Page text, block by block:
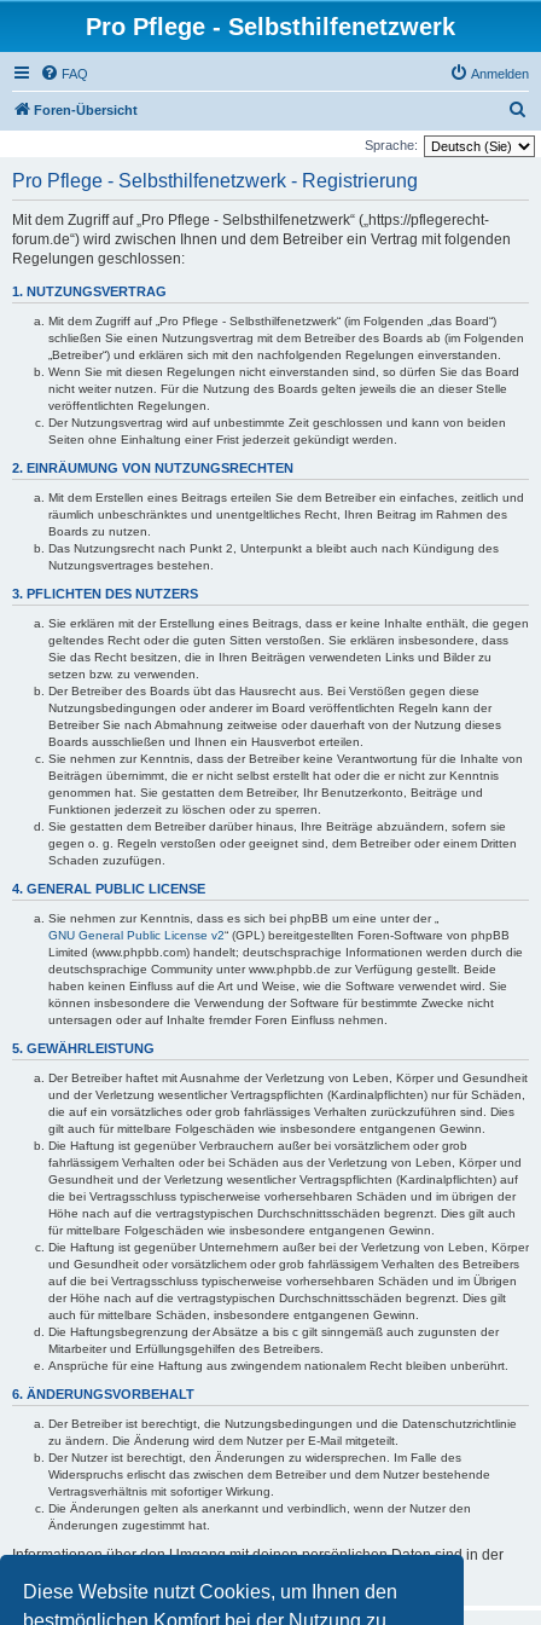
Diese Website nutzt Cookies, um Ihnen den
bestmöglichen Komfort bei der Nutzung zu
Pro Pflege - Selbsthilfenetzwerk
FAQ Anmelden
Foren-Übersicht
u
Sprache:
Pro Pflege - Selbsthilfenetzwerk - Registrierung
Mit dem Zugriff auf „Pro Pflege - Selbsthilfenetzwerk“ („https://pflegerecht-
forum.de“) wird zwischen Ihnen und dem Betreiber ein Vertrag mit folgenden
Regelungen geschlossen:
1. NUTZUNGSVERTRAG
Mit dem Zugriff auf „Pro Pflege - Selbsthilfenetzwerk“ (im Folgenden „das Board“)
schließen Sie einen Nutzungsvertrag mit dem Betreiber des Boards ab (im Folgenden
„Betreiber“) und erklären sich mit den nachfolgenden Regelungen einverstanden.
Wenn Sie mit diesen Regelungen nicht einverstanden sind, so dürfen Sie das Board
nicht weiter nutzen. Für die Nutzung des Boards gelten jeweils die an dieser Stelle
veröffentlichten Regelungen.
Der Nutzungsvertrag wird auf unbestimmte Zeit geschlossen und kann von beiden
Seiten ohne Einhaltung einer Frist jederzeit gekündigt werden.
2. EINRÄUMUNG VON NUTZUNGSRECHTEN
Mit dem Erstellen eines Beitrags erteilen Sie dem Betreiber ein einfaches, zeitlich und
räumlich unbeschränktes und unentgeltliches Recht, Ihren Beitrag im Rahmen des
Boards zu nutzen.
Das Nutzungsrecht nach Punkt 2, Unterpunkt a bleibt auch nach Kündigung des
Nutzungsvertrages bestehen.
3. PFLICHTEN DES NUTZERS
Sie erklären mit der Erstellung eines Beitrags, dass er keine Inhalte enthält, die gegen
geltendes Recht oder die guten Sitten verstoßen. Sie erklären insbesondere, dass
Sie das Recht besitzen, die in Ihren Beiträgen verwendeten Links und Bilder zu
setzen bzw. zu verwenden.
Der Betreiber des Boards übt das Hausrecht aus. Bei Verstößen gegen diese
Nutzungsbedingungen oder anderer im Board veröffentlichten Regeln kann der
Betreiber Sie nach Abmahnung zeitweise oder dauerhaft von der Nutzung dieses
Boards ausschließen und Ihnen ein Hausverbot erteilen.
Sie nehmen zur Kenntnis, dass der Betreiber keine Verantwortung für die Inhalte von
Beiträgen übernimmt, die er nicht selbst erstellt hat oder die er nicht zur Kenntnis
genommen hat. Sie gestatten dem Betreiber, Ihr Benutzerkonto, Beiträge und
Funktionen jederzeit zu löschen oder zu sperren.
Sie gestatten dem Betreiber darüber hinaus, Ihre Beiträge abzuändern, sofern sie
gegen o. g. Regeln verstoßen oder geeignet sind, dem Betreiber oder einem Dritten
Schaden zuzufügen.
4. GENERAL PUBLIC LICENSE
Sie nehmen zur Kenntnis, dass es sich bei phpBB um eine unter der „
GNU General Public License v2“ (GPL) bereitgestellten Foren-Software von phpBB
Limited (www.phpbb.com) handelt; deutschsprachige Informationen werden durch die
deutschsprachige Community unter www.phpbb.de zur Verfügung gestellt. Beide
haben keinen Einfluss auf die Art und Weise, wie die Software verwendet wird. Sie
können insbesondere die Verwendung der Software für bestimmte Zwecke nicht
untersagen oder auf Inhalte fremder Foren Einfluss nehmen.
5. GEWÄHRLEISTUNG
Der Betreiber haftet mit Ausnahme der Verletzung von Leben, Körper und Gesundheit
und der Verletzung wesentlicher Vertragspflichten (Kardinalpflichten) nur für Schäden,
die auf ein vorsätzliches oder grob fahrlässiges Verhalten zurückzuführen sind. Dies
gilt auch für mittelbare Folgeschäden wie insbesondere entgangenen Gewinn.
Die Haftung ist gegenüber Verbrauchern außer bei vorsätzlichem oder grob
fahrlässigem Verhalten oder bei Schäden aus der Verletzung von Leben, Körper und
Gesundheit und der Verletzung wesentlicher Vertragspflichten (Kardinalpflichten) auf
die bei Vertragsschluss typischerweise vorhersehbaren Schäden und im übrigen der
Höhe nach auf die vertragstypischen Durchschnittsschäden begrenzt. Dies gilt auch
für mittelbare Folgeschäden wie insbesondere entgangenen Gewinn.
Die Haftung ist gegenüber Unternehmern außer bei der Verletzung von Leben, Körper
und Gesundheit oder vorsätzlichem oder grob fahrlässigem Verhalten des Betreibers
auf die bei Vertragsschluss typischerweise vorhersehbaren Schäden und im Übrigen
der Höhe nach auf die vertragstypischen Durchschnittsschäden begrenzt. Dies gilt
auch für mittelbare Schäden, insbesondere entgangenen Gewinn.
Die Haftungsbegrenzung der Absätze a bis c gilt sinngemäß auch zugunsten der
Mitarbeiter und Erfüllungsgehilfen des Betreibers.
Ansprüche für eine Haftung aus zwingendem nationalem Recht bleiben unberührt.
6. ÄNDERUNGSVORBEHALT
Der Betreiber ist berechtigt, die Nutzungsbedingungen und die Datenschutzrichtlinie
zu ändern. Die Änderung wird dem Nutzer per E-Mail mitgeteilt.
Der Nutzer ist berechtigt, den Änderungen zu widersprechen. Im Falle des
Widerspruchs erlischt das zwischen dem Betreiber und dem Nutzer bestehende
Vertragsverhältnis mit sofortiger Wirkung.
Die Änderungen gelten als anerkannt und verbindlich, wenn der Nutzer den
Änderungen zugestimmt hat.
Informationen über den Umgang mit deinen persönlichen Daten sind in der